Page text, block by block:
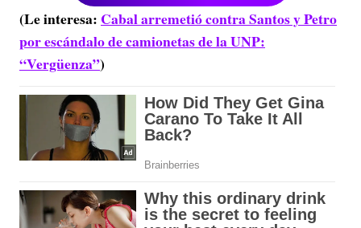
(Le interesa: Cabal arremetió contra Santos y Petro
por escándalo de camionetas de la UNP:
“Vergüenza”)